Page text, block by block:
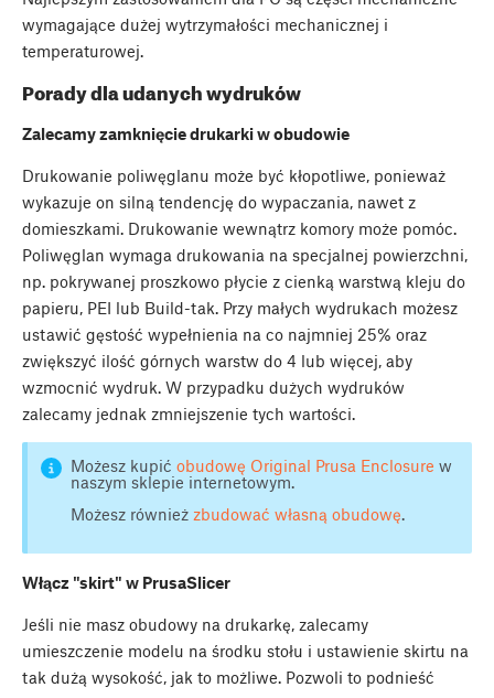
wymagające dużej wytrzymałości mechanicznej i
temperaturowej.
Porady dla udanych wydruków
Zalecamy zamknięcie drukarki w obudowie
Drukowanie poliwęglanu może być kłopotliwe, ponieważ
wykazuje on silną tendencję do wypaczania, nawet z
domieszkami. Drukowanie wewnątrz komory może pomóc.
Poliwęglan wymaga drukowania na specjalnej powierzchni,
np. pokrywanej proszkowo płycie z cienką warstwą kleju do
papieru, PEI lub Build-tak. Przy małych wydrukach możesz
ustawić gęstość wypełnienia na co najmniej 25% oraz
zwiększyć ilość górnych warstw do 4 lub więcej, aby
wzmocnić wydruk. W przypadku dużych wydruków
zalecamy jednak zmniejszenie tych wartości.
Możesz kupić obudowę Original Prusa Enclosure w
naszym sklepie internetowym.
Możesz również zbudować własną obudowę.
Włącz "skirt" w PrusaSlicer
Jeśli nie masz obudowy na drukarkę, zalecamy
umieszczenie modelu na środku stołu i ustawienie skirtu na
tak dużą wysokość, jak to możliwe. Pozwoli to podnieść